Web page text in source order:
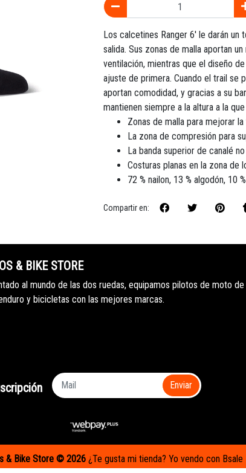
Los calcetines Ranger 6' le darán
salida. Sus zonas de malla aportan
ventilación, mientras que el diseño
ajuste de primera. Cuando el trail se
aportan comodidad, y gracias a su
mantienen siempre a la altura a la
Zonas de malla para mejorar
La zona de compresión para
La banda superior de canalé
Costuras planas en la zona de
72 % nailon, 13 % algodón, 10
Compartir en:
& BIKE STORE
al mundo de las dos ruedas, equipamos pilotos de moto de
y bicicletas con las mejores marcas.
Enviar
& Bike Store © 2026 ¿Te gusta mi tienda? Yo vendo con Bsale